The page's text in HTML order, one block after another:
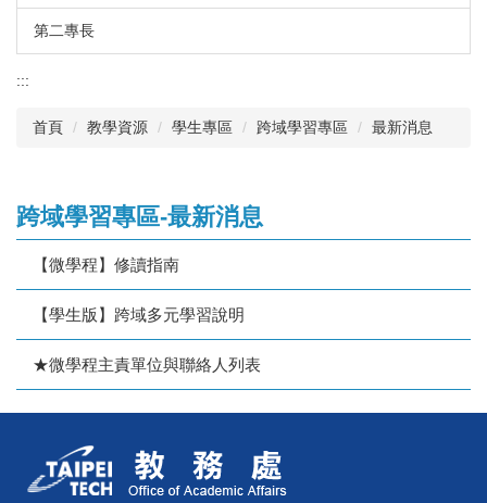
第二專長
:::
首頁 教學資源 學生專區 跨域學習專區 最新消息
跨域學習專區-最新消息
【微學程】修讀指南
【學生版】跨域多元學習說明
★微學程主責單位與聯絡人列表